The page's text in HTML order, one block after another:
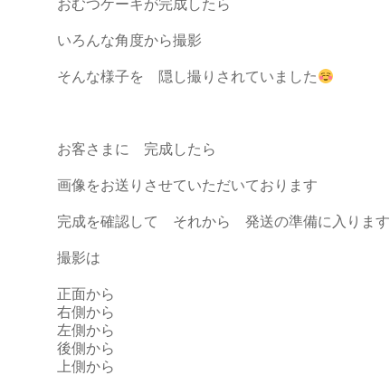
おむつケーキが完成したら
いろんな角度から撮影
そんな様子を 隠し撮りされていました
お客さまに 完成したら
画像をお送りさせていただいております
完成を確認して それから 発送の準備に入ります
撮影は
正面から
右側から
左側から
後側から
上側から